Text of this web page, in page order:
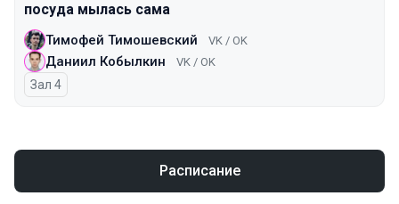
посуда мылась сама
Тимофей Тимошевский VK / OK
Даниил Кобылкин VK / OK
Зал 4
Расписание